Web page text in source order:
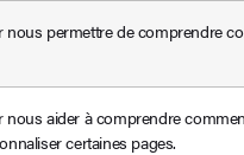
nous permettre de comprendre
nous aider à comprendre
certaines pages.